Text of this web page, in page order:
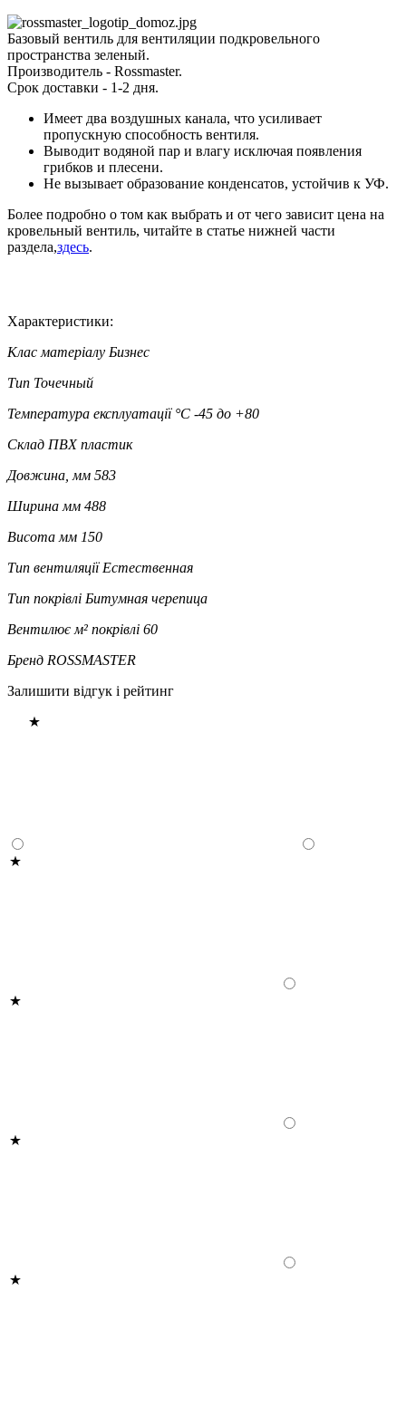
Базовый вентиль для вентиляции подкровельного
пространства зеленый.
Производитель - Rossmaster.
Срок доставки - 1-2 дня.
Имеет два воздушных канала, что усиливает
пропускную способность вентиля.
Выводит водяной пар и влагу исключая появления
грибков и плесени.
Не вызывает образование конденсатов, устойчив к УФ.
Более подробно о том как выбрать и от чего зависит цена на
кровельный вентиль, читайте в статье нижней части
раздела,здесь.
Характеристики:
Клас матеріалу Бизнес
Тип Точечный
Температура експлуатації °C -45 до +80
Склад ПВХ пластик
Довжина, мм 583
Ширина мм 488
Висота мм 150
Тип вентиляції Естественная
Тип покрівлі Битумная черепица
Вентилює м² покрівлі 60
Бренд ROSSMASTER
Залишити відгук і рейтинг